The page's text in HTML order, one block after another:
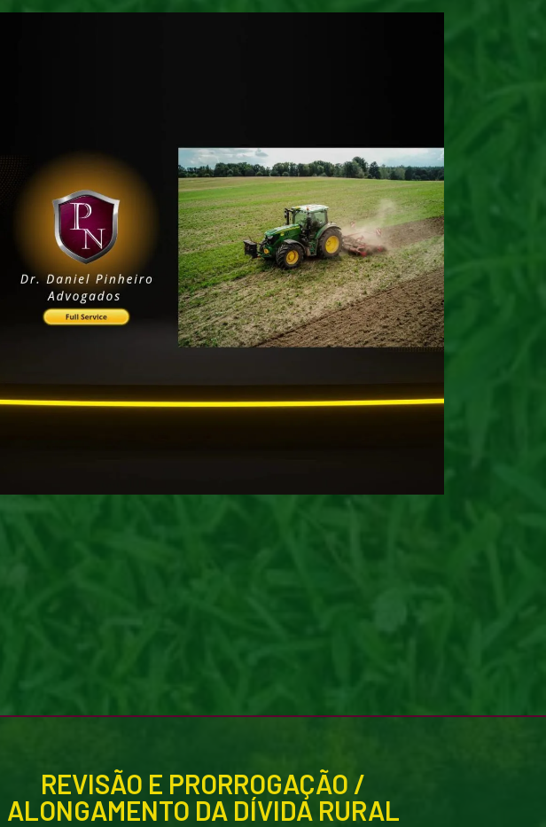
REVISÃO E PRORROGAÇÃO /
ALONGAMENTO DA DÍVIDA RURAL